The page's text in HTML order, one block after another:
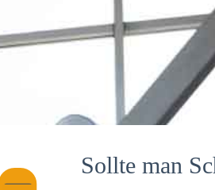
Sollte man